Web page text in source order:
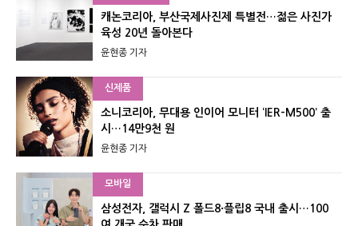
캐논코리아, 부산국제사진제 특별전…젊은 사진가
육성 20년 돌아본다
윤현종 기자
신제품
소니코리아, 무대용 인이어 모니터 ‘IER-M500’ 출
시…14만9천 원
윤현종 기자
모바일
삼성전자, 갤럭시 Z 폴드8·플립8 국내 출시…100